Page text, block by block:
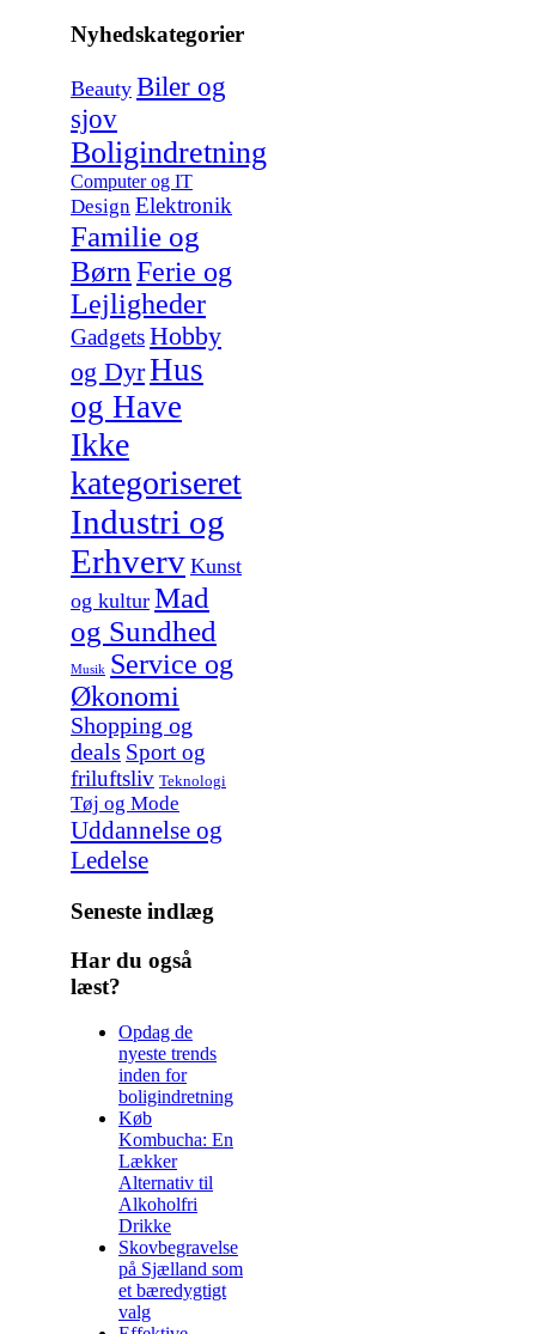
Nyhedskategorier
Beauty Biler og
sjov
Boligindretning
Computer og IT
Design Elektronik
Familie og
Børn Ferie og
Lejligheder
GadgetsHobby
og DyrHus
og Have
Ikke
kategoriseret
Industri og
Erhverv Kunst
og kultur Mad
og Sundhed
Musik Service og
Økonomi
Shopping og
deals Sport og
friluftsliv Teknologi
Tøj og Mode
Uddannelse og
Ledelse
Seneste indlæg
Har du også
læst?
Opdag de
nyeste trends
inden for
boligindretning
Køb
Kombucha: En
Lækker
Alternativ til
Alkoholfri
Drikke
Skovbegravelse
på Sjælland som
et bæredygtigt
valg